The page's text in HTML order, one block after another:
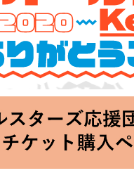
イブ 2020
がとうございます!!～」
at 横浜アリーナ